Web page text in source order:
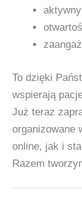
aktywny
To dzięki
wspierają
Już teraz
organizowane
online, jak i
Razem